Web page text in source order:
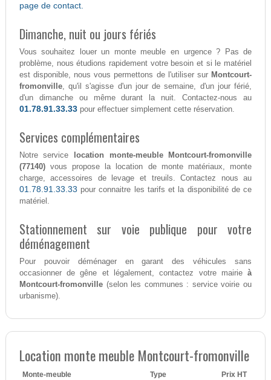
page de contact.
Dimanche, nuit ou jours fériés
Vous souhaitez louer un monte meuble en urgence ? Pas de
problème, nous étudions rapidement votre besoin et si le matériel
est disponible, nous vous permettons de l'utiliser sur Montcourt-
fromonville, qu'il s'agisse d'un jour de semaine, d'un jour férié,
d'un dimanche ou même durant la nuit. Contactez-nous au
01.78.91.33.33 pour effectuer simplement cette réservation.
Services complémentaires
Notre service
location monte-meuble Montcourt-fromonville
(77140)vous propose la location de monte matériaux, monte
charge, accessoires de levage et treuils. Contactez nous au
01.78.91.33.33 pour connaitre les tarifs et la disponibilité de ce
matériel.
Stationnement sur voie publique pour votre
déménagement
Pour pouvoir déménager en garant des véhicules sans
occasionner de gêne et légalement, contactez votre mairieà
Montcourt-fromonville(selon les communes : service voirie ou
urbanisme).
Location monte meuble Montcourt-fromonville
Monte-meuble Type
Prix HT